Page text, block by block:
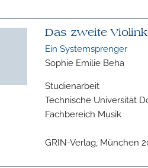
Das zweite
Ein Systemsprenger
Sophie Emilie Beha
Studienarbeit
Technische Universität
Fachbereich Musik
GRIN-Verlag, München